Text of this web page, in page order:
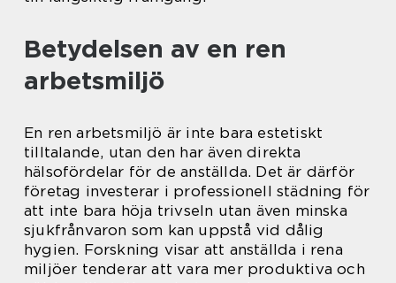
Betydelsen av en ren
arbetsmiljö
En ren arbetsmiljö är inte bara estetiskt
tilltalande, utan den har även direkta
hälsofördelar för de anställda. Det är därför
företag investerar i professionell städning för
att inte bara höja trivseln utan även minska
sjukfrånvaron som kan uppstå vid dålig
hygien. Forskning visar att anställda i rena
miljöer tenderar att vara mer produktiva och